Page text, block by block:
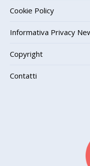
Cookie Policy
Informativa Privacy
Copyright
Contatti